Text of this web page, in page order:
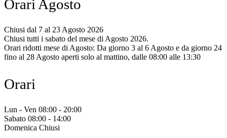
Orari Agosto
Chiusi dal 7 al 23 Agosto 2026
Chiusi tutti i sabato del mese di Agosto 2026.
Orari ridotti mese di Agosto: Da giorno 3 al 6 Agosto e da giorno 24
fino al 28 Agosto aperti solo al mattino, dalle 08:00 alle 13:30
Orari
Lun - Ven 08:00 - 20:00
Sabato 08:00 - 14:00
Domenica Chiusi